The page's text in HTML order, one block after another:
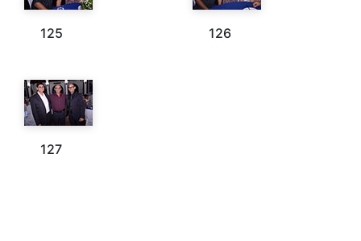
125 126
127